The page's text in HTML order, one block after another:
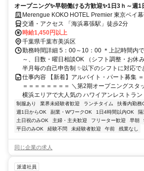
オープニング✨早朝働ける方歓迎✨1日3ｈ～週
Merengue KOKO HOTEL Premier 東京ベイ
交通・アクセス 「海浜幕張駅」徒歩2分
時給1,450円以上
千葉県千葉市美浜区
勤務時間詳細 5：00～10：00 ＊上記時間内
～、日数・曜日相談OK （シフト調整・お休
半月毎の自己申告制 ✨以下のシフトに対応で
仕事内容 【新着】アルバイト・パート募集
＝＝＝＝＝＝＝＝ ＼第2期オープニングスタ
横浜エリアで大人気の ハワイアンレストラン
制服あり 業界未経験者歓迎 ランチタイム 扶養内勤務
週1日からOK
副業・WワークOK 1日4時間以内OK
隔
土日祝のみOK
主婦・主夫歓迎 フリーター歓迎 早朝
平日のみOK
経験不問 未経験者歓迎 午前 残業なし
同じ企業の求人
派遣社員